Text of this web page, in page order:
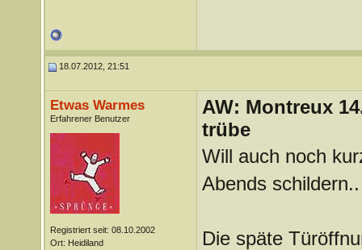
18.07.2012, 21:51
Etwas Warmes
Erfahrener Benutzer
Registriert seit: 08.10.2002
Ort: Heidiland
AW: Montreux
trübe
Will auch noch
Abends schildern..
Die späte